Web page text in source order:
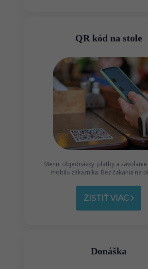
QR kód na stole
Menu, objednávky, platby a
mobilu zákazníka. Bez čakania na
ZISTIŤ VIAC
Donáška